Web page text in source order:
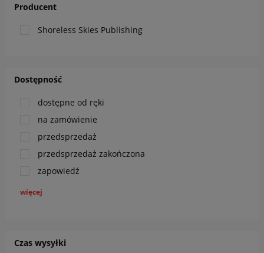
Producent
Shoreless Skies Publishing
Dostępność
dostępne od ręki
na zamówienie
przedsprzedaż
przedsprzedaż zakończona
zapowiedź
więcej
Czas wysyłki